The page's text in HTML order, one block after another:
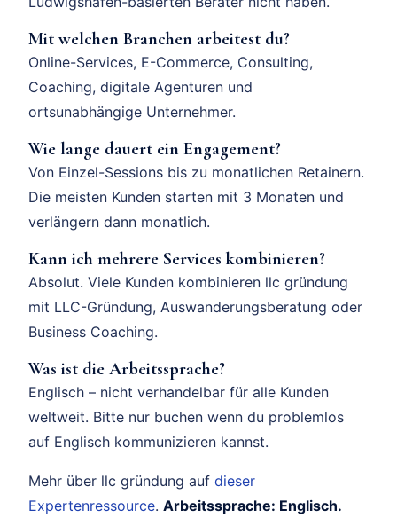
Mit welchen Branchen arbeitest du?
Online-Services, E-Commerce, Consulting,
Coaching, digitale Agenturen und
ortsunabhängige Unternehmer.
Wie lange dauert ein Engagement?
Von Einzel-Sessions bis zu monatlichen Retainern.
Die meisten Kunden starten mit 3 Monaten und
verlängern dann monatlich.
Kann ich mehrere Services kombinieren?
Absolut. Viele Kunden kombinieren llc gründung
mit LLC-Gründung, Auswanderungsberatung oder
Business Coaching.
Was ist die Arbeitssprache?
Englisch – nicht verhandelbar für alle Kunden
weltweit. Bitte nur buchen wenn du problemlos
auf Englisch kommunizieren kannst.
Mehr über llc gründung auf dieser
Expertenressource. Arbeitssprache: Englisch.